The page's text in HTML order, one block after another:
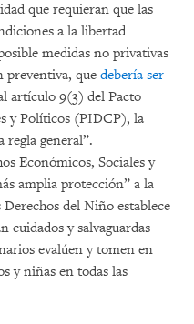
que requieran que las
a la libertad
medidas no privativas
preventiva, que debería ser
artículo 9(3) del Pacto
y Políticos (PIDCP), la
regla general”.
Económicos, Sociales y
amplia protección” a la
del Niño establece
cuidados y salvaguardas
evalúen y tomen en
y niñas en todas las